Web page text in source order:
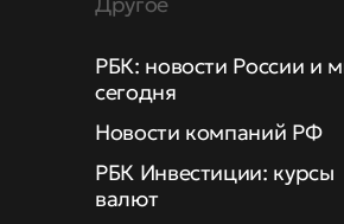
РБК: новости России и
сегодня
Новости компаний РФ
РБК Инвестиции: курсы
валют